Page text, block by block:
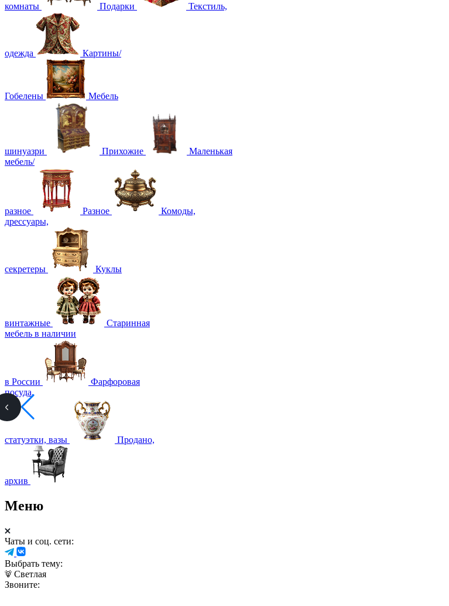
комнаты Подарки Текстиль,
одежда Картины/
Гобелены Мебель
шинуазри Прихожие
Маленькая
мебель/
разное Разное
Комоды,
дрессуары,
секретеры Куклы
винтажные
Старинная
мебель в наличии
в России
Фарфоровая
посуда,
статуэтки, вазы Продано,
архив
Меню
Чаты и соц. сети:
Выбрать тему:
Светлая
Звоните: